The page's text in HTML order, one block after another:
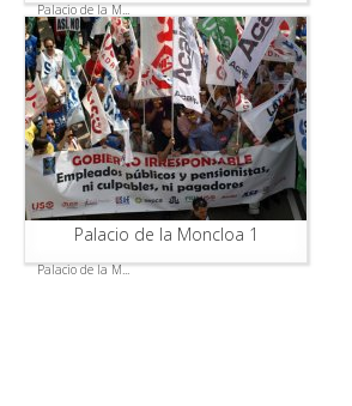
Palacio de la M...
Palacio de la Moncloa 1
Palacio de la M...